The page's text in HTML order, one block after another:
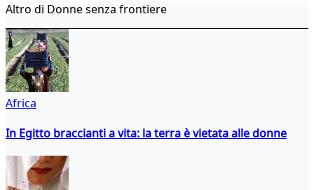
Altro di Donne senza frontiere
Africa
In Egitto braccianti a vita: la terra è vietata alle donne